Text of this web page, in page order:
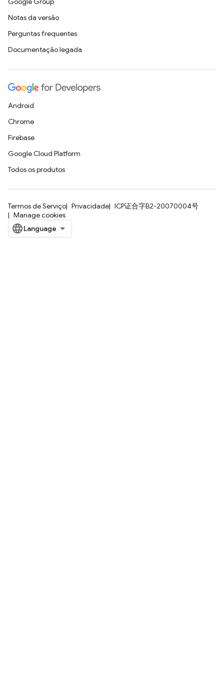
Notas da versão
Perguntas frequentes
Documentação legada
Android
Chrome
Firebase
Google Cloud Platform
Todos os produtos
Termos de Serviço Privacidade
ICP证合字B2-20070004号
Manage cookies